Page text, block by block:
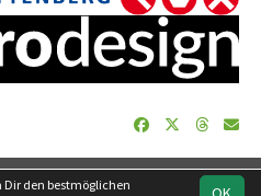
Dir den bestmöglichen